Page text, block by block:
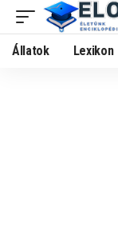
Állatok Lexikon